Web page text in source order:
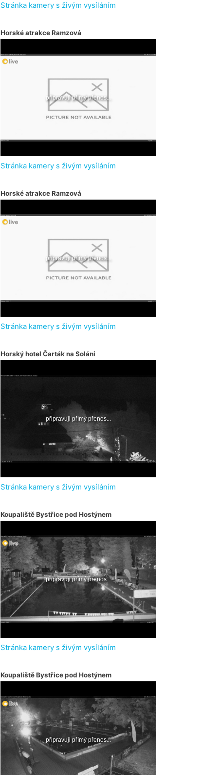
Stránka kamery s živým vysíláním
Horské atrakce Ramzová
Stránka kamery s živým vysíláním
Horské atrakce Ramzová
Stránka kamery s živým vysíláním
Horský hotel Čarták na Soláni
Stránka kamery s živým vysíláním
Koupaliště Bystřice pod Hostýnem
Stránka kamery s živým vysíláním
Koupaliště Bystřice pod Hostýnem